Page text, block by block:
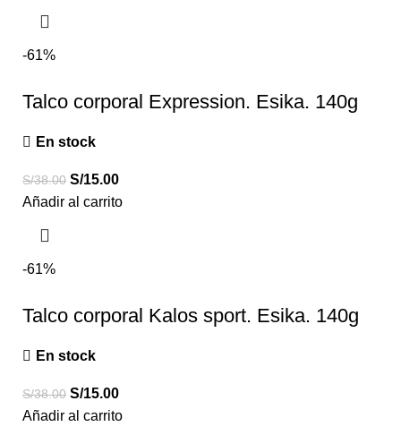
-61%
Talco corporal Expression. Esika. 140g
En stock
S/38.00 S/15.00
Añadir al carrito
-61%
Talco corporal Kalos sport. Esika. 140g
En stock
S/38.00 S/15.00
Añadir al carrito